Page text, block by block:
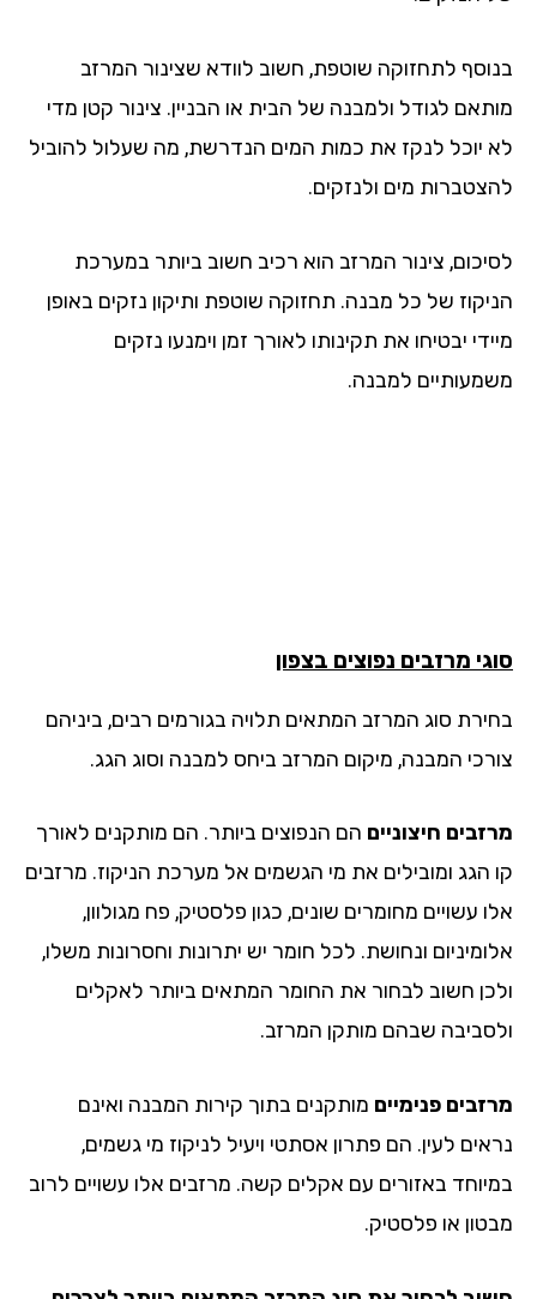
לתחזוקה שוטפת, חשוב לוודא שצינור המרזב
לגודל ולמבנה של הבית או הבניין. צינור קטן מדי
יוכל לנקז את כמות המים הנדרשת, מה שעלול להוביל
מים ולנזקים.
צינור המרזב הוא רכיב חשוב ביותר במערכת
של כל מבנה. תחזוקה שוטפת ותיקון נזקים באופן
יבטיחו את תקינותו לאורך זמן וימנעו נזקים
למבנה.
מרזבים נפוצים בצפון
סוג המרזב המתאים תלויה בגורמים רבים, ביניהם
המבנה, מיקום המרזב ביחס למבנה וסוג הגג.
חיצונייםהם הנפוצים ביותר. הם מותקנים לאורך
הגג ומובילים את מי הגשמים אל מערכת הניקוז. מרזבים
עשויים מחומרים שונים, כגון פלסטיק, פח מגולוון,
ונחושת. לכל חומר יש יתרונות וחסרונות משלו,
חשוב לבחור את החומר המתאים ביותר לאקלים
שבהם מותקן המרזב.
פנימייםמותקנים בתוך קירות המבנה ואינם
לעין. הם פתרון אסתטי ויעיל לניקוז מי גשמים,
באזורים עם אקלים קשה. מרזבים אלו עשויים לרוב
או פלסטיק.